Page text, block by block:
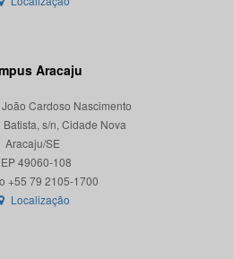
Aracaju
Cardoso Nascimento
s/n, Cidade Nova
Aracaju/SE
49060-108
Localização